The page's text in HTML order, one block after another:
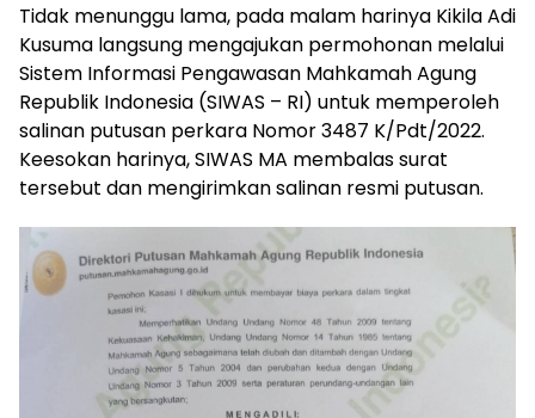
Tidak menunggu lama, pada malam harinya Kikila Adi
Kusuma langsung mengajukan permohonan melalui
Sistem Informasi Pengawasan Mahkamah Agung
Republik Indonesia (SIWAS – RI) untuk memperoleh
salinan putusan perkara Nomor 3487 K/Pdt/2022.
Keesokan harinya, SIWAS MA membalas surat
tersebut dan mengirimkan salinan resmi putusan.